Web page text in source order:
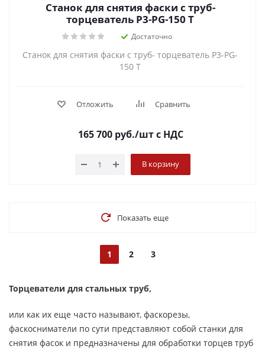
Станок для снятия фаски с труб-
торцеватель P3-PG-150 T
Достаточно
Станок для снятия фаски с труб- торцеватель P3-PG-
150 T
Отложить Сравнить
165 700руб./штс НДС
В корзину
Показать еще
1 2 3
Торцеватели для стальных труб,
или как их еще часто называют, фаскорезы,
фаскосниматели по сути представляют собой станки для
снятия фасок и предназначены для обработки торцев труб